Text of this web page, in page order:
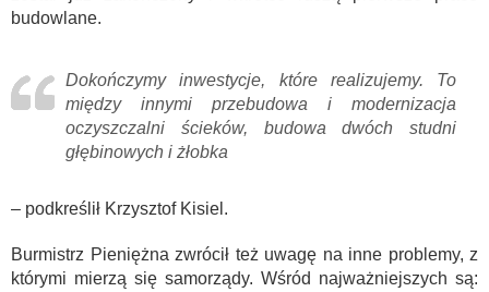
budowlane.
Dokończymy inwestycje, które realizujemy. To
między innymi przebudowa i modernizacja
oczyszczalni ścieków, budowa dwóch studni
głębinowych i żłobka
– podkreślił Krzysztof Kisiel.
Burmistrz Pieniężna zwrócił też uwagę na inne problemy, z
którymi mierzą się samorządy. Wśród najważniejszych są: